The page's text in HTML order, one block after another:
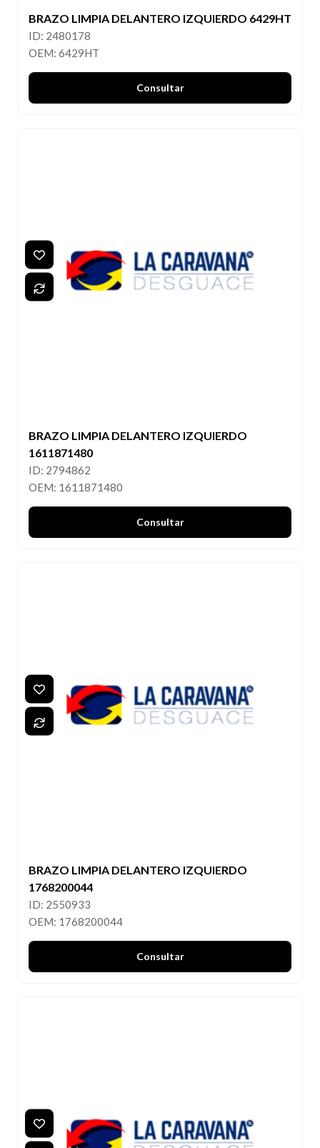
BRAZO LIMPIA DELANTERO IZQUIERDO 6429HT
ID: 2480178
OEM: 6429HT
Consultar
BRAZO LIMPIA DELANTERO IZQUIERDO
1611871480
ID: 2794862
OEM: 1611871480
Consultar
BRAZO LIMPIA DELANTERO IZQUIERDO
1768200044
ID: 2550933
OEM: 1768200044
Consultar